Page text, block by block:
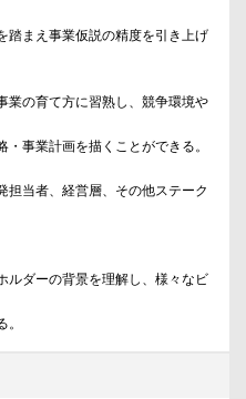
踏まえ事業仮説の精度を引き上げ
の育て方に習熟し、競争環境や
事業計画を描くことができる。
担当者、経営層、その他ステーク
ルダーの背景を理解し、様々なビ